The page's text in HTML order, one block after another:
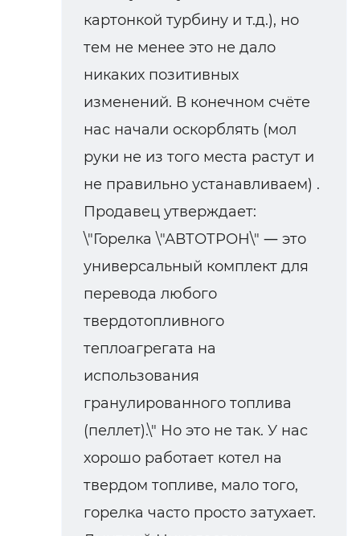
картонкой турбину и т.д.), но
тем не менее это не дало
никаких позитивных
изменений. В конечном счёте
нас начали оскорблять (мол
руки не из того места растут и
не правильно устанавливаем) .
Продавец утверждает:
\"Горелка \"АВТОТРОН\" ― это
универсальный комплект для
перевода любого
твердотопливного
теплоагрегата на
использования
гранулированного топлива
(пеллет).\" Но это не так. У нас
хорошо работает котел на
твердом топливе, мало того,
горелка часто просто затухает.